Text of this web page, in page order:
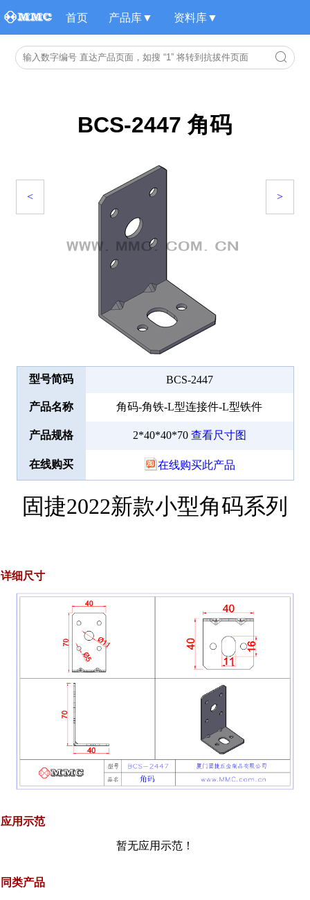
首页 产品库▼ 资料库▼
BCS-2447 角码
< >
型号简码 BCS-2447
产品名称 角码-角铁-L型连接件-L型铁件
产品规格 2*40*40*70 查看尺寸图
在线购买 在线购买此产品
固捷2022新款小型角码系列
详细尺寸
应用示范
暂无应用示范！
同类产品